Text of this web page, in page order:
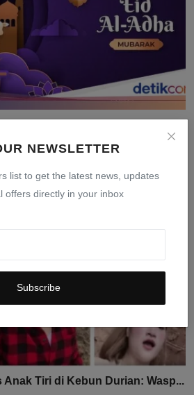
NEWSLETTER
list to get the latest news, updates
offers directly in your inbox
Subscribe
Anak Tiri di Kebun Durian: Wasp...